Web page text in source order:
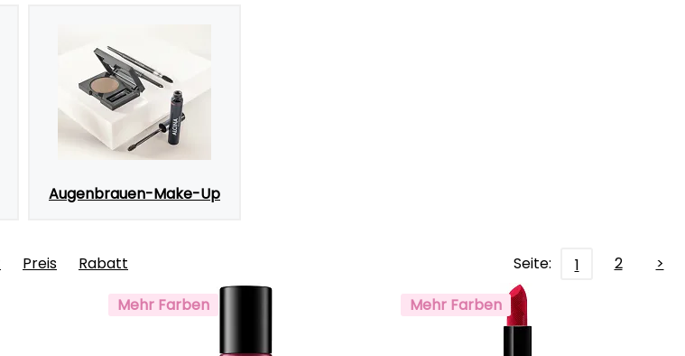
Augenbrauen-Make-Up
Preis Rabatt Seite: 1 2
>
Mehr Farben Mehr Farben